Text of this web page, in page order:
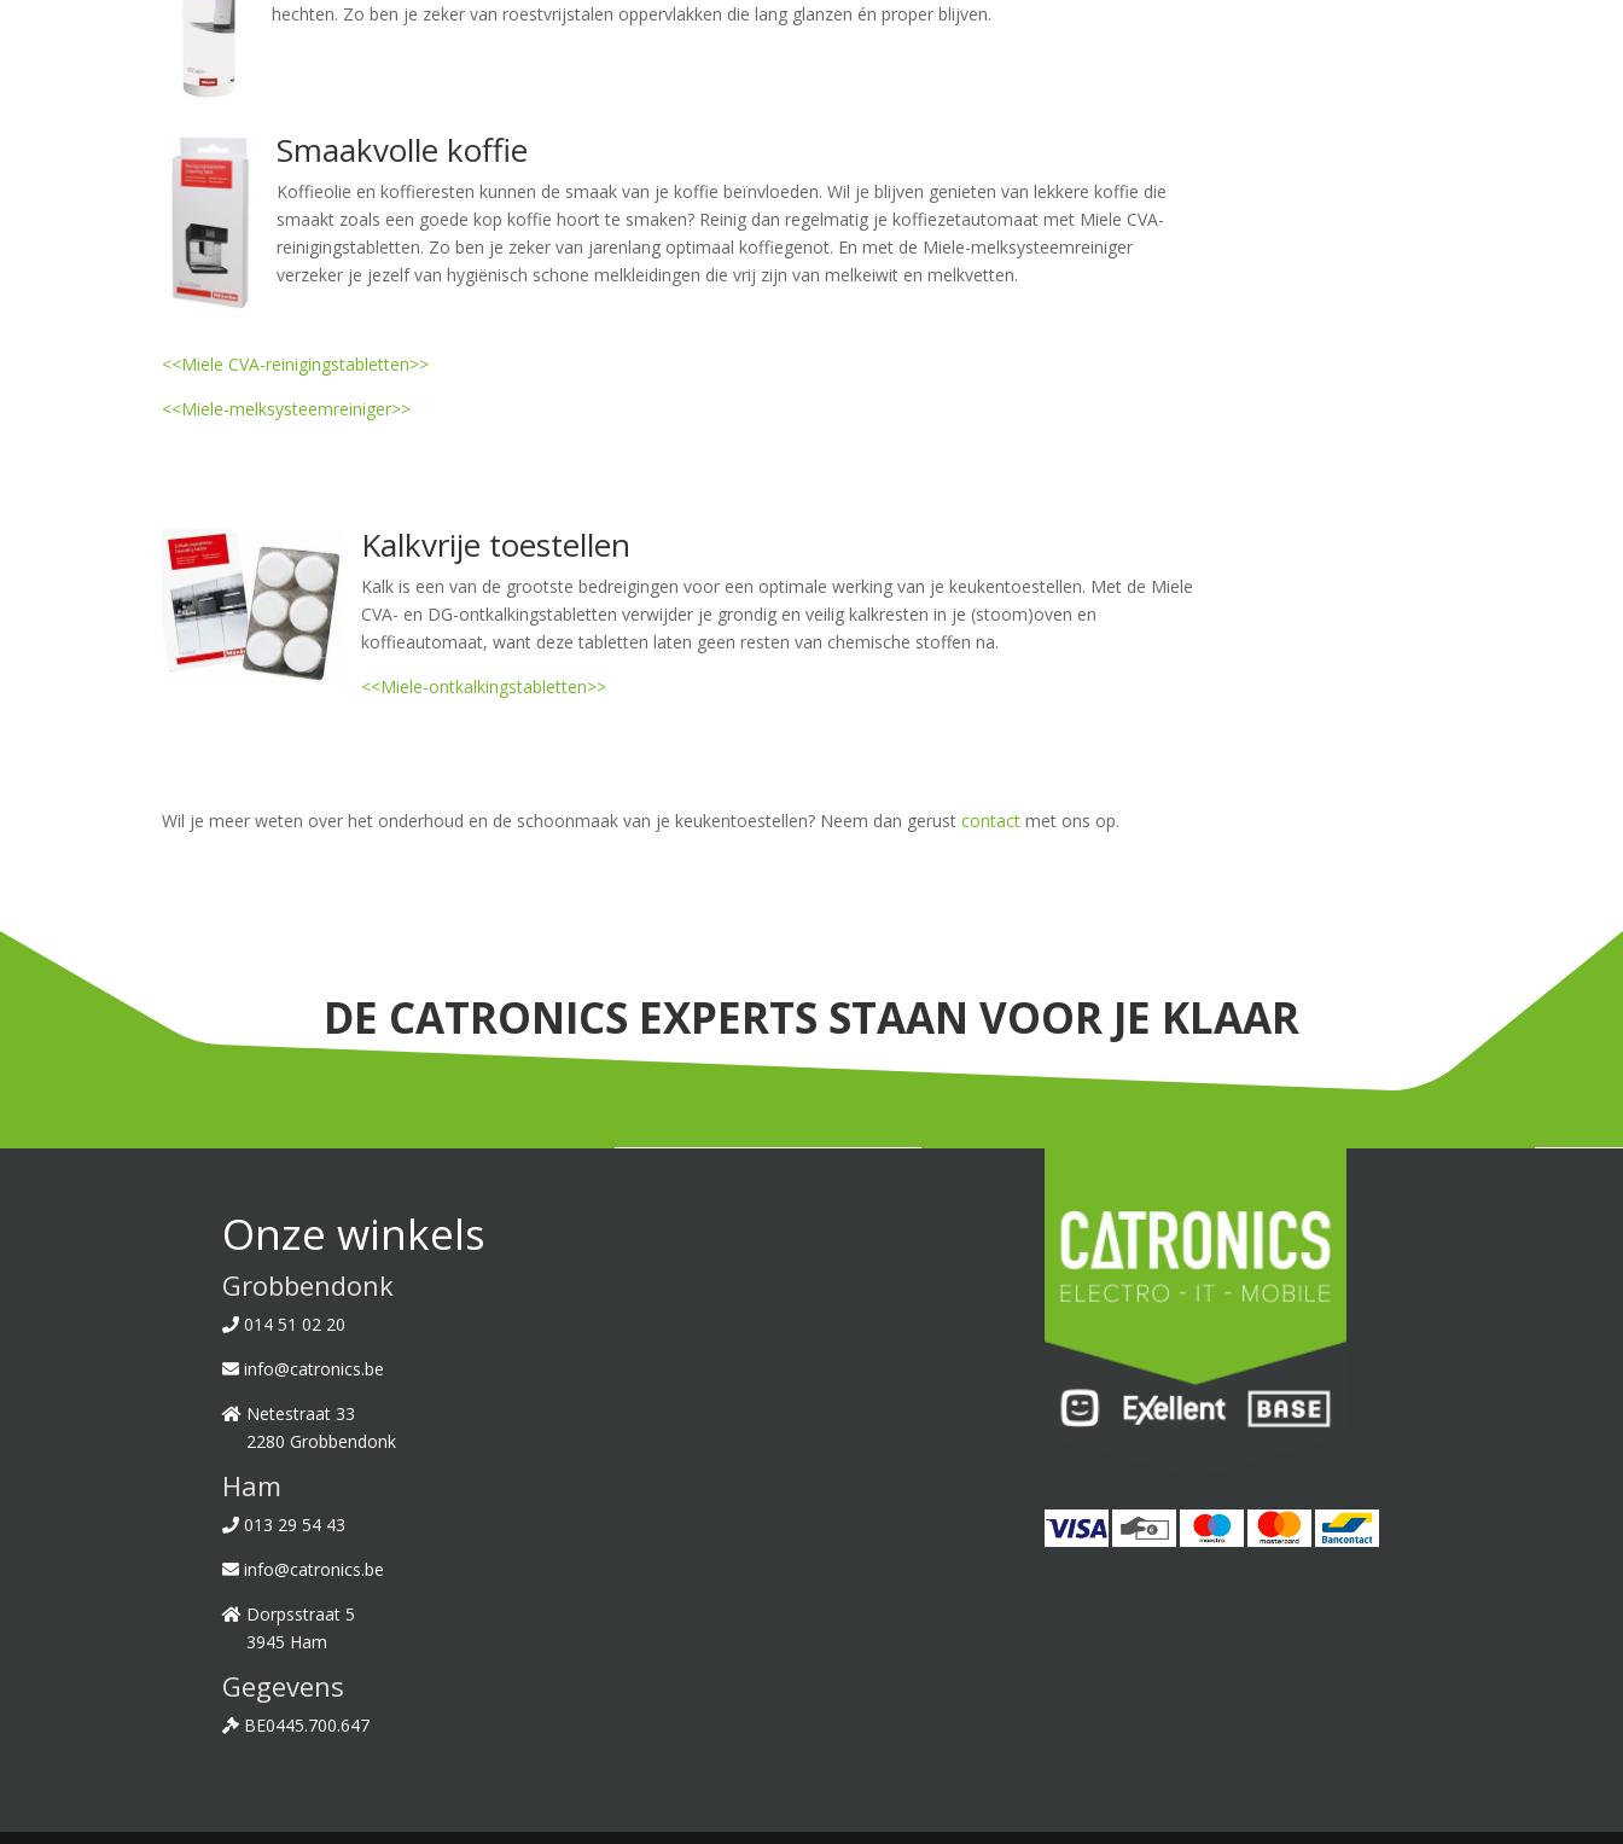
hechten. Zo ben je zeker van roestvrijstalen oppervlakken die lang glanzen én proper blijven.
Smaakvolle koffie
Koffieolie en koffieresten kunnen de smaak van je koffie beïnvloeden. Wil je blijven genieten van lekkere koffie die
smaakt zoals een goede kop koffie hoort te smaken? Reinig dan regelmatig je koffiezetautomaat met Miele CVA-
reinigingstabletten. Zo ben je zeker van jarenlang optimaal koffiegenot. En met de Miele-melksysteemreiniger
verzeker je jezelf van hygiënisch schone melkleidingen die vrij zijn van melkeiwit en melkvetten.
<<Miele CVA-reinigingstabletten>>
<<Miele-melksysteemreiniger>>
Kalkvrije toestellen
Kalk is een van de grootste bedreigingen voor een optimale werking van je keukentoestellen. Met de Miele
CVA- en DG-ontkalkingstabletten verwijder je grondig en veilig kalkresten in je (stoom)oven en
koffieautomaat, want deze tabletten laten geen resten van chemische stoffen na.
<<Miele-ontkalkingstabletten>>
Wil je meer weten over het onderhoud en de schoonmaak van je keukentoestellen? Neem dan gerustcontact met ons op.
DE CATRONICS EXPERTS STAAN VOOR JE KLAAR
Onze winkels
Grobbendonk
014 51 02 20
info@catronics.be
Netestraat 33
2280 Grobbendonk
Ham
013 29 54 43
info@catronics.be
Dorpsstraat 5
3945 Ham
Gegevens
BE0445.700.647